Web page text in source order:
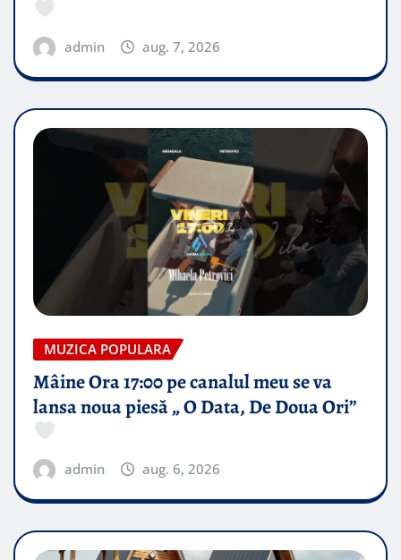
admin aug. 7, 2026
MUZICA POPULARA
Mâine Ora 17:00 pe canalul meu se va
lansa noua piesă „ O Data, De Doua Ori”
admin aug. 6, 2026